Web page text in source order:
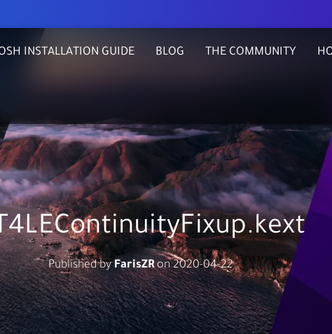
THE COMMUNITY
BLOG
INSTALLATION GUIDE
Published byFarisZRon2020-04-22